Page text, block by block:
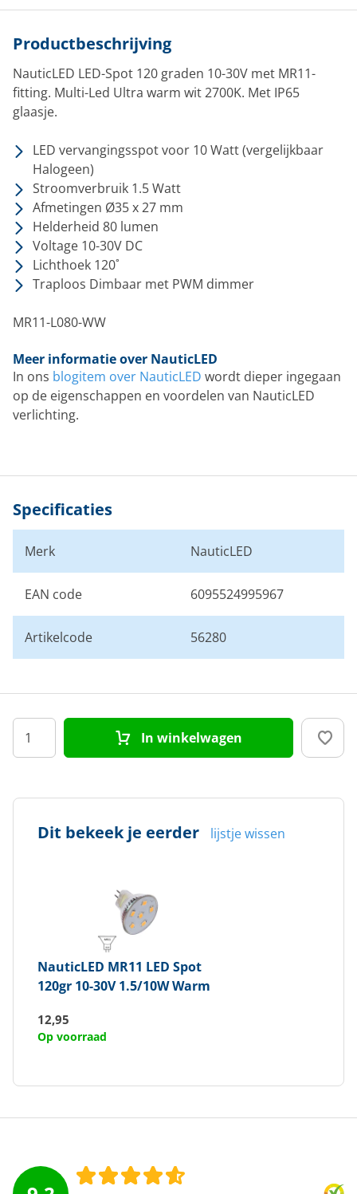
Productbeschrijving
NauticLED LED-Spot 120 graden 10-30V met MR11-
fitting. Multi-Led Ultra warm wit 2700K. Met IP65
glaasje.
LED vervangingsspot voor 10 Watt (vergelijkbaar
Halogeen)
Stroomverbruik 1.5 Watt
Afmetingen Ø35 x 27 mm
Helderheid 80 lumen
Voltage 10-30V DC
Lichthoek 120˚
Traploos Dimbaar met PWM dimmer
MR11-L080-WW
Meer informatie over NauticLED
In ons blogitem over NauticLED wordt dieper ingegaan
op de eigenschappen en voordelen van NauticLED
verlichting.
Specificaties
Merk NauticLED
EAN code 6095524995967
Artikelcode 56280
In winkelwagen
Dit bekeek je eerder lijstje wissen
NauticLED MR11 LED Spot
120gr 10-30V 1.5/10W Warm
12,95
Op voorraad